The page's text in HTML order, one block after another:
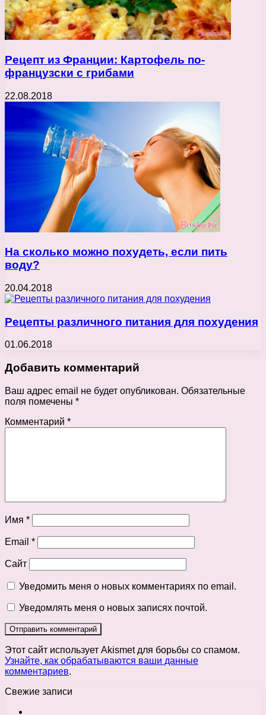
Рецепт из Франции: Картофель по-
французски с грибами
22.08.2018
На сколько можно похудеть, если пить
воду?
20.04.2018
Рецепты различного питания для похудения
01.06.2018
Добавить комментарий
Ваш адрес email не будет опубликован. Обязательные
поля помечены *
Комментарий *
Имя *
Email *
Сайт
Уведомить меня о новых комментариях по email.
Уведомлять меня о новых записях почтой.
Этот сайт использует Akismet для борьбы со спамом.
Узнайте, как обрабатываются ваши данные
комментариев.
Свежие записи